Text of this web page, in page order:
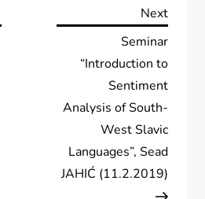
Next
Next
Seminar
“Introduction to
Sentiment
Analysis of South-
West Slavic
Languages”, Sead
JAHIĆ (11.2.2019)